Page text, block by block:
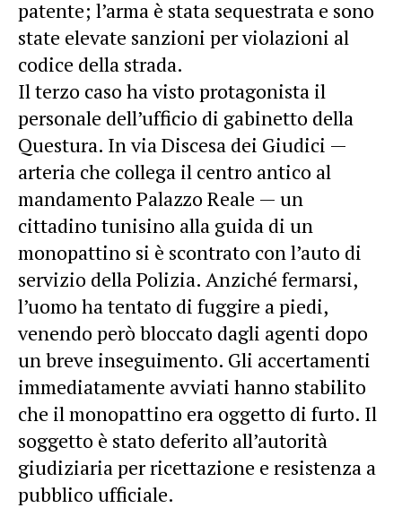
patente; l’arma è stata sequestrata e sono
state elevate sanzioni per violazioni al
codice della strada.
Il terzo caso ha visto protagonista il
personale dell’ufficio di gabinetto della
Questura. In via Discesa dei Giudici —
arteria che collega il centro antico al
mandamento Palazzo Reale — un
cittadino tunisino alla guida di un
monopattino si è scontrato con l’auto di
servizio della Polizia. Anziché fermarsi,
l’uomo ha tentato di fuggire a piedi,
venendo però bloccato dagli agenti dopo
un breve inseguimento. Gli accertamenti
immediatamente avviati hanno stabilito
che il monopattino era oggetto di furto. Il
soggetto è stato deferito all’autorità
giudiziaria per ricettazione e resistenza a
pubblico ufficiale.